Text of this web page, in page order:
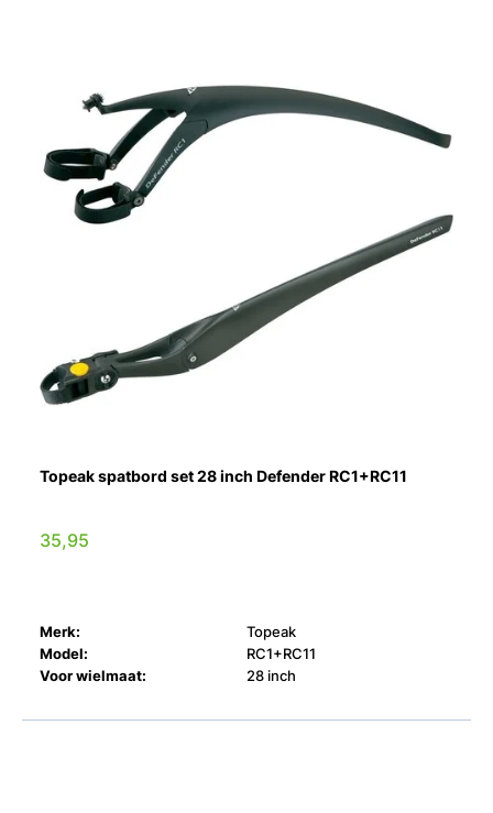
Topeak spatbord set 28 inch Defender RC1+RC11
35,95
Merk:
Topeak
Model:
RC1+RC11
Voor wielmaat:
28 inch